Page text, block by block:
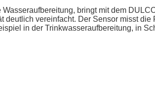
bringt mit dem
deutlich vereinfacht. Der Sensor misst
in der Trinkwasseraufbereitung, in